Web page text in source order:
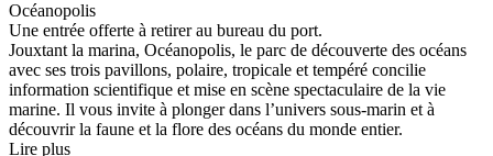
Océanopolis
Une entrée offerte à retirer au bureau du port.
Jouxtant la marina, Océanopolis, le parc de découverte des océans
avec ses trois pavillons, polaire, tropicale et tempéré concilie
information scientifique et mise en scène spectaculaire de la vie
marine. Il vous invite à plonger dans l’univers sous-marin et à
découvrir la faune et la flore des océans du monde entier.
Lire plus